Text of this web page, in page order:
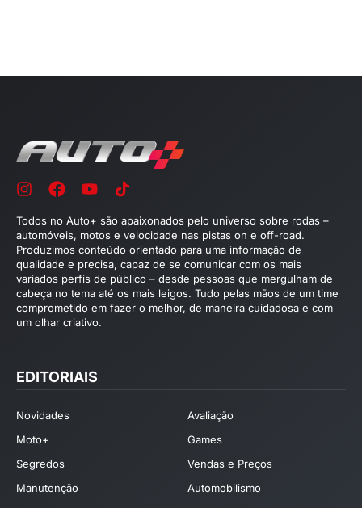
Todos no Auto+ são apaixonados pelo universo sobre rodas –
automóveis, motos e velocidade nas pistas on e off-road.
Produzimos conteúdo orientado para uma informação de
qualidade e precisa, capaz de se comunicar com os mais
variados perfis de público – desde pessoas que mergulham de
cabeça no tema até os mais leigos. Tudo pelas mãos de um time
comprometido em fazer o melhor, de maneira cuidadosa e com
um olhar criativo.
EDITORIAIS
Novidades
Avaliação
Moto+
Games
Segredos
Vendas e Preços
Manutenção
Automobilismo